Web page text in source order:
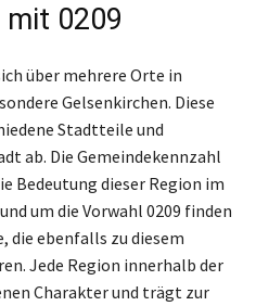
0209
über mehrere Orte in
Gelsenkirchen. Diese
Stadtteile und
ab. Die Gemeindekennzahl
Bedeutung dieser Region im
um die Vorwahl 0209 finden
die ebenfalls zu diesem
Jede Region innerhalb der
Charakter und trägt zur